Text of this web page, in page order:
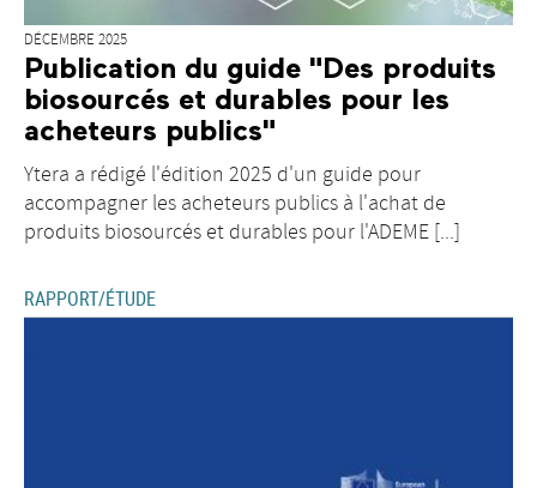
DÉCEMBRE 2025
Publication du guide "Des produits
biosourcés et durables pour les
acheteurs publics"
Ytera a rédigé l'édition 2025 d'un guide pour
accompagner les acheteurs publics à l'achat de
produits biosourcés et durables pour l'ADEME [...]
RAPPORT/ÉTUDE